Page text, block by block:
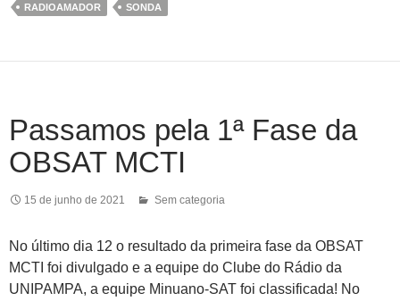
RADIOAMADOR SONDA
Passamos pela 1ª Fase da
OBSAT MCTI
15 de junho de 2021 Sem categoria
No último dia 12 o resultado da primeira fase da OBSAT
MCTI foi divulgado e a equipe do Clube do Rádio da
UNIPAMPA, a equipe Minuano-SAT foi classificada! No